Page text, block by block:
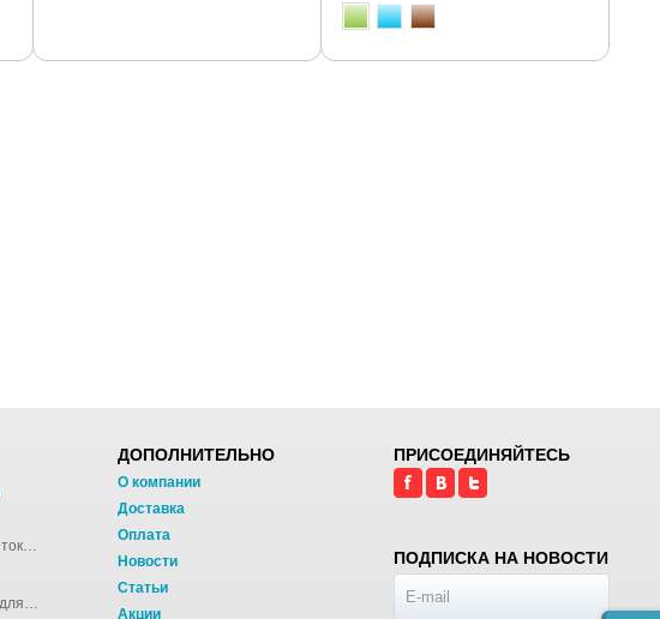
Аксессуары для клеток для птиц
Уличные кормушки для птиц
ДОПОЛНИТЕЛЬНО
О компании
Доставка
Оплата
Новости
Статьи
Акции
ПРИСОЕДИНЯЙТЕСЬ
ПОДПИСКА НА НОВОСТИ